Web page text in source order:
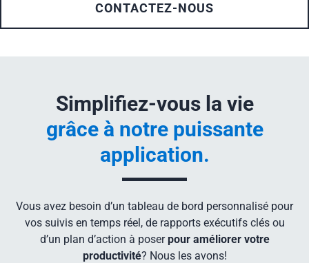
CONTACTEZ-NOUS
Simplifiez-vous la vie
grâce à notre puissante
application.
Vous avez besoin d’un tableau de bord personnalisé pour
vos suivis en temps réel, de rapports exécutifs clés ou
d’un plan d’action à poserpour améliorer votre
productivité? Nous les avons!